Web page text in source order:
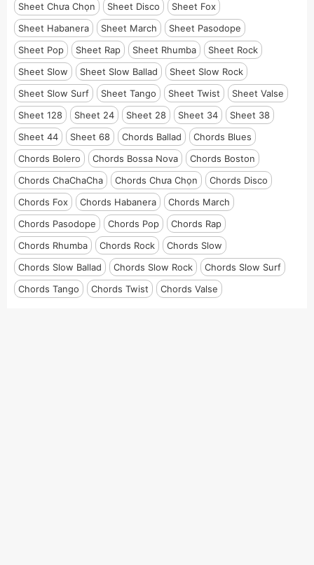
Sheet Chưa Chọn
Sheet Disco
Sheet Fox
Sheet Habanera
Sheet March
Sheet Pasodope
Sheet Pop
Sheet Rap Sheet Rhumba
Sheet Rock
Sheet Slow
Sheet Slow Ballad
Sheet Slow Rock
Sheet Slow Surf
Sheet Tango Sheet Twist
Sheet Valse
Sheet 128
Sheet 24 Sheet 28 Sheet 34
Sheet 38
Sheet 44
Sheet 68 Chords Ballad
Chords Blues
Chords Bolero
Chords Bossa Nova
Chords Boston
Chords ChaChaCha
Chords Chưa Chọn
Chords Disco
Chords Fox
Chords Habanera
Chords March
Chords Pasodope
Chords Pop
Chords Rap
Chords Rhumba
Chords Rock
Chords Slow
Chords Slow Ballad
Chords Slow Rock
Chords Slow Surf
Chords Tango
Chords Twist Chords Valse